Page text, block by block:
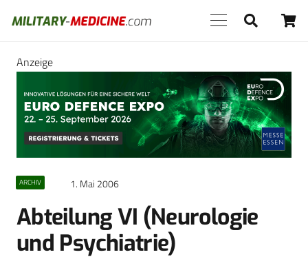
Anzeige
ARCHIV 1. Mai 2006
Abteilung VI (Neurologie
und Psychiatrie)